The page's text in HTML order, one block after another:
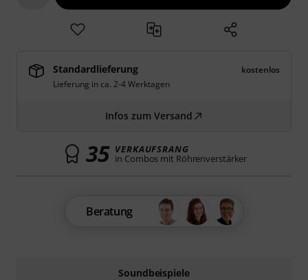
Soundbeispiele
Standardlieferung
kostenlos
Lieferung in ca. 2-4 Werktagen
Infos zum Versand
35 VERKAUFSRANG
in Combos mit Röhrenverstärker
Beratung